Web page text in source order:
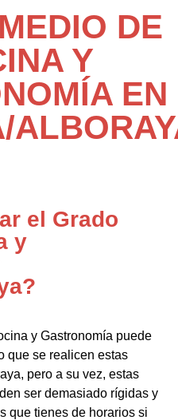
DE
Y
EN
el Grado
y
y Gastronomía puede
que se realicen estas
pero a su vez, estas
ser demasiado rígidas y
que tienes de horarios si